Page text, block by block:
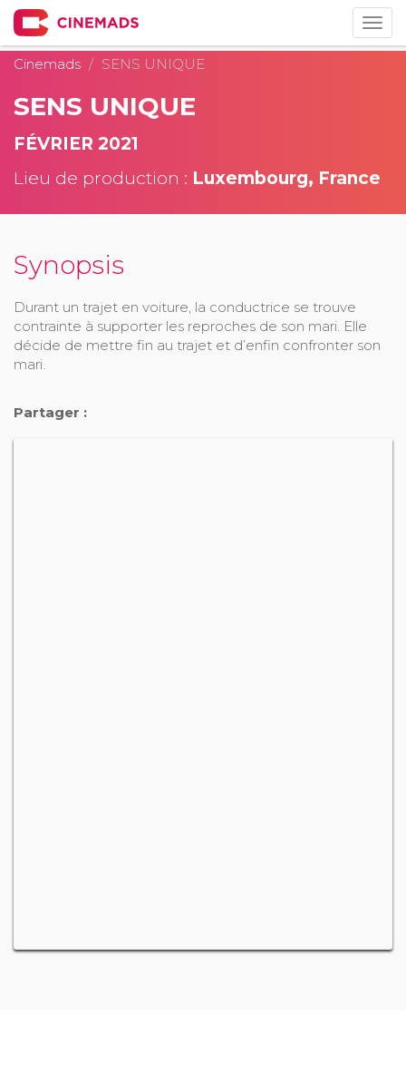
Cinemads
SENS UNIQUE
SENS UNIQUE
FÉVRIER 2021
Lieu de production : Luxembourg, France
Synopsis
Durant un trajet en voiture, la conductrice se trouve
contrainte à supporter les reproches de son mari. Elle
décide de mettre fin au trajet et d’enfin confronter son
mari.
Partager :